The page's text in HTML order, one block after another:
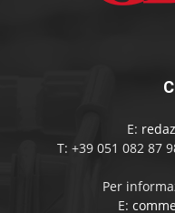
E:
T: +39 051 082 87
Per
E: